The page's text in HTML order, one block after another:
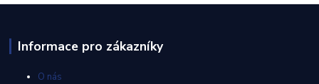
Informace pro zákazníky
O nás